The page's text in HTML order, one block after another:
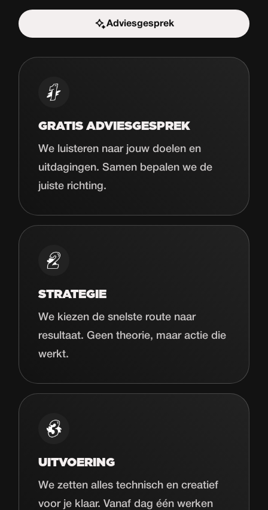
Adviesgesprek
Start de uitdaging
GRATIS ADVIESGESPREK
We luisteren naar jouw doelen en
uitdagingen. Samen bepalen we de
juiste richting.
STRATEGIE
We kiezen de snelste route naar
resultaat. Geen theorie, maar actie die
werkt.
UITVOERING
We zetten alles technisch en creatief
voor je klaar. Vanaf dag één werken